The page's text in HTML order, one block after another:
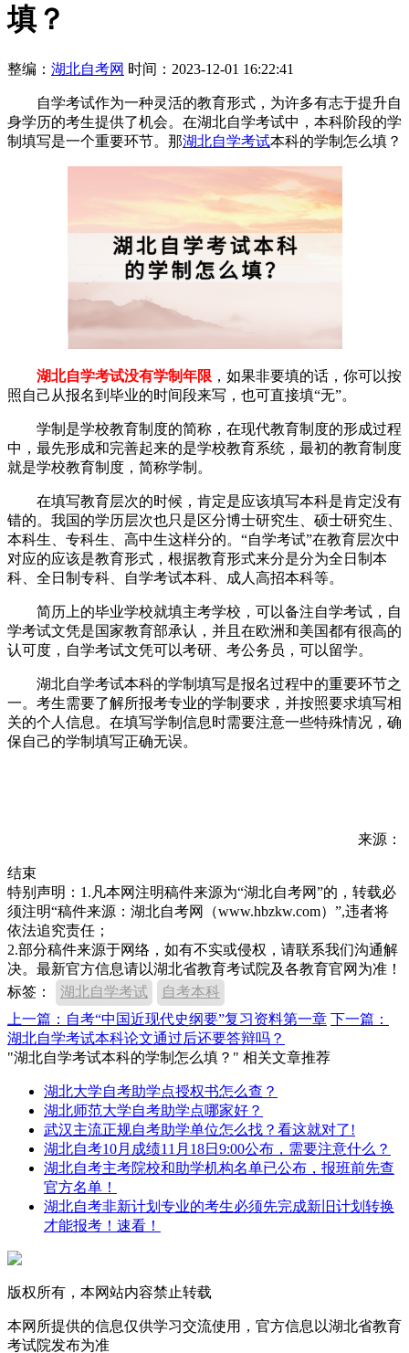
填？
整编： 湖北自考网 时间：2023-12-01 16:22:41
自学考试作为一种灵活的教育形式，为许多有志于提升自
身学历的考生提供了机会。在湖北自学考试中，本科阶段的学
制填写是一个重要环节。那湖北自学考试本科的学制怎么填？
湖北自学考试没有学制年限 ，如果非要填的话，你可以按
照自己从报名到毕业的时间段来写，也可直接填“无”。
学制是学校教育制度的简称，在现代教育制度的形成过程
中，最先形成和完善起来的是学校教育系统，最初的教育制度
就是学校教育制度，简称学制。
在填写教育层次的时候，肯定是应该填写本科是肯定没有
错的。我国的学历层次也只是区分博士研究生、硕士研究生、
本科生、专科生、高中生这样分的。“自学考试”在教育层次中
对应的应该是教育形式，根据教育形式来分是分为全日制本
科、全日制专科、自学考试本科、成人高招本科等。
简历上的毕业学校就填主考学校，可以备注自学考试，自
学考试文凭是国家教育部承认，并且在欧洲和美国都有很高的
认可度，自学考试文凭可以考研、考公务员，可以留学。
湖北自学考试本科的学制填写是报名过程中的重要环节之
一。考生需要了解所报考专业的学制要求，并按照要求填写相
关的个人信息。在填写学制信息时需要注意一些特殊情况，确
保自己的学制填写正确无误。
来源：
结束
特别声明：1.凡本网注明稿件来源为“湖北自考网”的，转载必
须注明“稿件来源：湖北自考网（www.hbzkw.com）”,违者将
依法追究责任；
2.部分稿件来源于网络，如有不实或侵权，请联系我们沟通解
决。最新官方信息请以湖北省教育考试院及各教育官网为准！
标签：
湖北自学考试
自考本科
上一篇：自考“中国近现代史纲要”复习资料第一章 下一篇：
湖北自学考试本科论文通过后还要答辩吗？
"湖北自学考试本科的学制怎么填？" 相关文章推荐
湖北大学自考助学点授权书怎么查？
湖北师范大学自考助学点哪家好？
武汉主流正规自考助学单位怎么找？看这就对了!
湖北自考10月成绩11月18日9:00公布，需要注意什么？
湖北自考主考院校和助学机构名单已公布，报班前先查
官方名单！
湖北自考非新计划专业的考生必须先完成新旧计划转换
才能报考！速看！
版权所有，本网站内容禁止转载
本网所提供的信息仅供学习交流使用，官方信息以湖北省教育
考试院发布为准